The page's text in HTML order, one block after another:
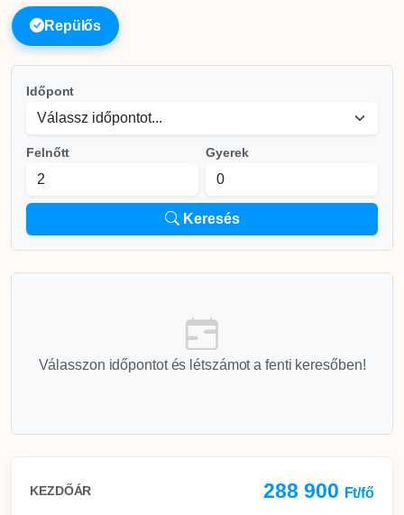
Repülős
Időpont
Felnőtt Gyerek
Keresés
Válasszon időpontot és létszámot a fenti keresőben!
KEZDŐÁR 288 900 Ft/fő